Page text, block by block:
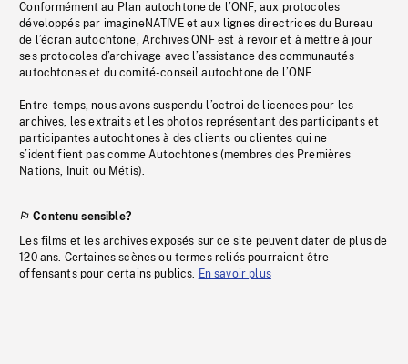
Conformément au Plan autochtone de l’ONF, aux protocoles
développés par imagineNATIVE et aux lignes directrices du Bureau
de l’écran autochtone, Archives ONF est à revoir et à mettre à jour
ses protocoles d’archivage avec l’assistance des communautés
autochtones et du comité-conseil autochtone de l’ONF.
Entre-temps, nous avons suspendu l’octroi de licences pour les
archives, les extraits et les photos représentant des participants et
participantes autochtones à des clients ou clientes qui ne
s’identifient pas comme Autochtones (membres des Premières
Nations, Inuit ou Métis).
Contenu sensible?
Les films et les archives exposés sur ce site peuvent dater de plus de
120 ans. Certaines scènes ou termes reliés pourraient être
offensants pour certains publics. En savoir plus